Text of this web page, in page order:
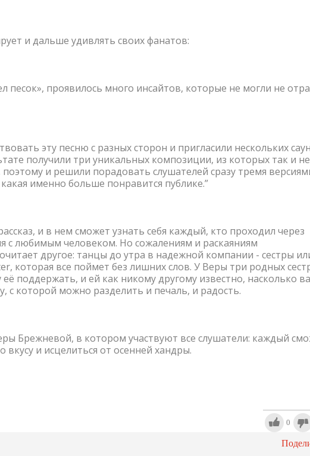
и дальше удивлять своих фанатов:
песок», проявилось много инсайтов, которые не могли не
эту песню с разных сторон и пригласили нескольких
получили три уникальных композиции, из которых так и не
и решили порадовать слушателей сразу тремя
именно больше понравится публике.”
и в нем сможет узнать себя каждый, кто проходил через
с любимым человеком. Но сожалениям и раскаяниям
другое: танцы до утра в надежной компании - сестры
которая все поймет без лишних слов. У Веры три родных
поддержать, и ей как никому другому известно, насколько
с которой можно разделить и печаль, и радость.
Брежневой, в котором участвуют все слушатели: каждый
и исцелиться от осенней хандры.
0